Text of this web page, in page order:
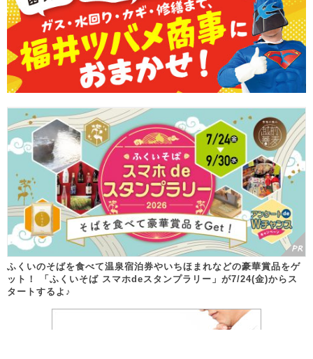
ふくいのそばを食べて温泉宿泊券やいちほまれなどの豪華賞品をゲ
ット！ 「ふくいそば スマホdeスタンプラリー」が7/24(金)からス
タートするよ♪